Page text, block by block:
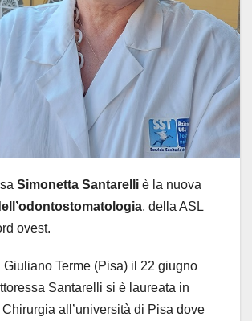
Simonetta Santarelli è la nuova
, della ASL
ovest.
Giuliano Terme (Pisa) il 22 giugno
Santarelli si è laureata in
all’università di Pisa dove